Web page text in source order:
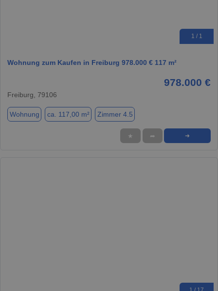
1 / 1
Wohnung zum Kaufen in Freiburg 978.000 € 117 m²
978.000 €
Freiburg, 79106
Wohnung ca. 117,00 m² Zimmer 4.5
★ ➦ ➜